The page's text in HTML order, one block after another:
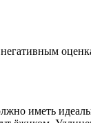
иметь